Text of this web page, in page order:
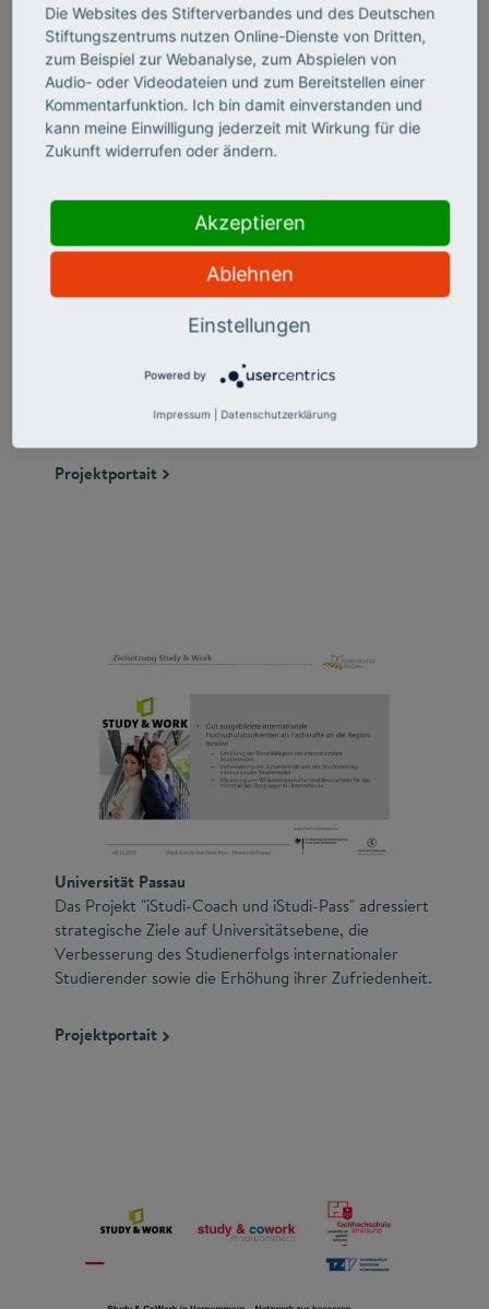
Ernst-Abbe-Hochschule Jena
Im Projekt "STAY – Studieren. Arbeiten. Leben in
Thüringen" steht die Sensibilisierung von Thüringer
Unternehmen und internationalen Studierenden im
Projektportait
Universität Passau
Das Projekt "iStudi-Coach und iStudi-Pass" adressiert
strategische Ziele auf Universitätsebene, die
Verbesserung des Studienerfolgs internationaler
Studierender sowie die Erhöhung ihrer Zufriedenheit.
Projektportait
Die Websites des Stifterverbandes und des Deutschen
Stiftungszentrums nutzen Online-Dienste von Dritten,
zum Beispiel zur Webanalyse, zum Abspielen von
Audio- oder Videodateien und zum Bereitstellen einer
Kommentarfunktion. Ich bin damit einverstanden und
kann meine Einwilligung jederzeit mit Wirkung für die
Zukunft widerrufen oder ändern.
Akzeptieren
Ablehnen
Einstellungen
Powered by
Impressum Datenschutzerklärung